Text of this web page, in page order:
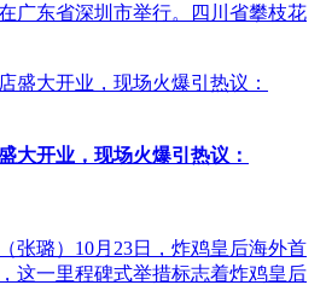
广东省深圳市举行。四川省攀枝花
大开业，现场火爆引热议：
张璐）10月23日，炸鸡皇后海外首
这一里程碑式举措标志着炸鸡皇后